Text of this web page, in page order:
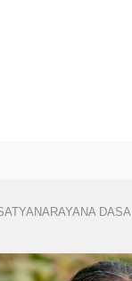
DASA